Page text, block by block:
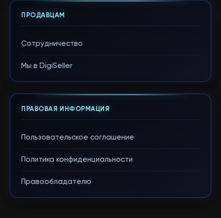
ПРОДАВЦАМ
Сотрудничество
Мы в DigiSeller
ПРАВОВАЯ ИНФОРМАЦИЯ
Пользовательское соглашение
Политика конфиденциальности
Правообладателю